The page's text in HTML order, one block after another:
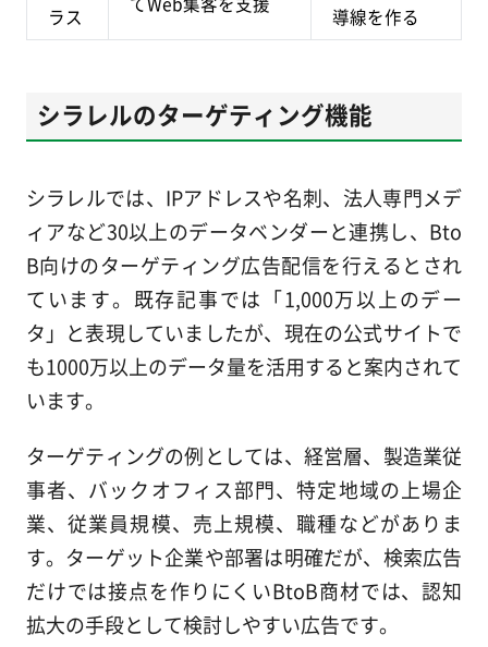
ラス
導線を作る
シラレルのターゲティング機能
シラレルでは、IPアドレスや名刺、法人専門メデ
ィアなど30以上のデータベンダーと連携し、Bto
B向けのターゲティング広告配信を行えるとされ
ています。既存記事では「1,000万以上のデー
タ」と表現していましたが、現在の公式サイトで
も1000万以上のデータ量を活用すると案内されて
います。
ターゲティングの例としては、経営層、製造業従
事者、バックオフィス部門、特定地域の上場企
業、従業員規模、売上規模、職種などがありま
す。ターゲット企業や部署は明確だが、検索広告
だけでは接点を作りにくいBtoB商材では、認知
拡大の手段として検討しやすい広告です。